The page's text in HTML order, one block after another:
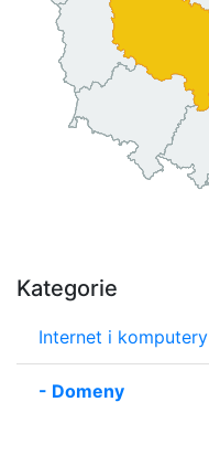
Kategorie
Internet i komputery
- Domeny